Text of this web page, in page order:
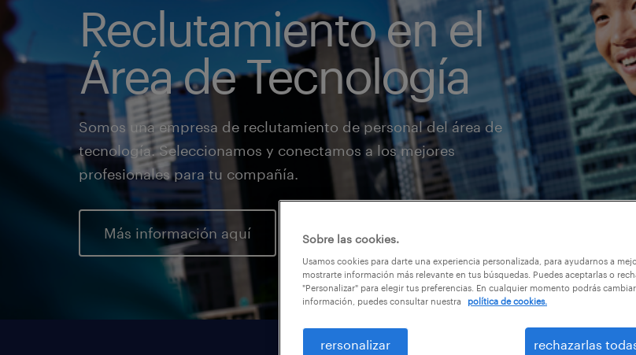
Reclutamiento en el
Área de Tecnología
Somos una empresa de reclutamiento de personal del área de
tecnología. Seleccionamos y conectamos a los mejores
profesionales para tu compañía.
Más información aquí Sobre las cookies.
Usamos cookies para darte una experiencia personalizada, para ayudarnos a
mostrarte información más relevante en tus búsquedas. Puedes aceptarlas o
"Personalizar" para elegir tus preferencias. En cualquier momento podrás
información, puedes consultar nuestra
política de cookies.
rersonalizar rechazarlas